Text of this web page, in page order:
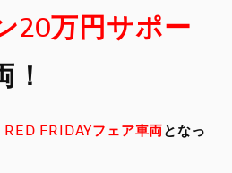
20万円サポー
RED FRIDAYフェア車両となっ